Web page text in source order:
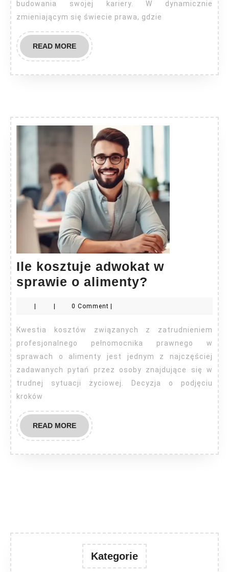
branży?
budowania swojej kariery. W dynamicznie
zmieniającym się świecie prawa, gdzie
READ MOREREAD
MORE
Ile kosztuje adwokat w
sprawie o alimenty?
w
sprawie
o
alimenty?
0 Comment
Kwestia kosztów związanych z zatrudnieniem
profesjonalnego pełnomocnika prawnego w
sprawach o alimenty jest jednym z najczęściej
zadawanych pytań przez osoby znajdujące się w
trudnej sytuacji życiowej. Decyzja o podjęciu
kroków
READ MOREREAD
MORE
Kategorie